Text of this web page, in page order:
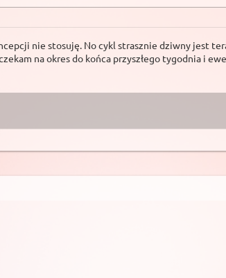
nie stosuję. No cykl strasznie dziwny jest
na okres do końca przyszłego tygodnia i